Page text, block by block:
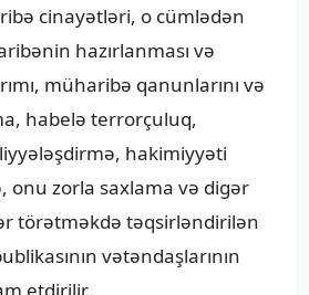
cinayətləri, o cümlədən
hazırlanması və
müharibə qanunlarını və
habelə terrorçuluq,
hakimiyyəti
onu zorla saxlama və digər
törətməkdə təqsirləndirilən
vətəndaşlarının